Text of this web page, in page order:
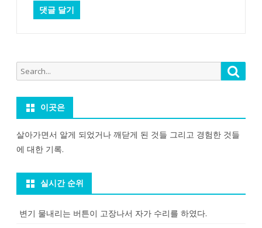
Search
for:
이곳은
살아가면서 알게 되었거나 깨닫게 된 것들 그리고 경험한 것들
에 대한 기록.
실시간 순위
변기 물내리는 버튼이 고장나서 자가 수리를 하였다.